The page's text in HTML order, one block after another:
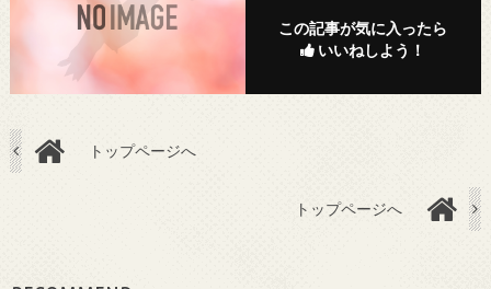
この記事が気に入ったら
いいねしよう！
トップページへ
トップページへ